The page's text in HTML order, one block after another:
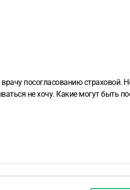
посогласованию страховой.
не хочу. Какие могут быть